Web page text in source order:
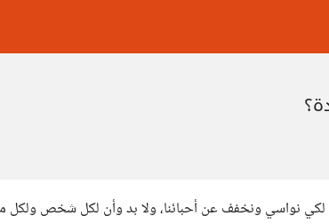
نواسي ونخفف عن أحبائنا، ولا بد وأن لكل شخص ولكل